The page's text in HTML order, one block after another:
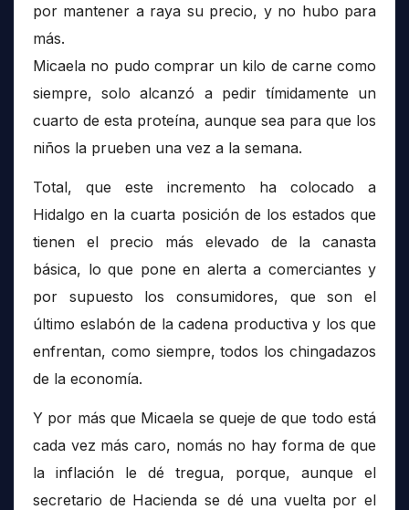
por mantener a raya su precio, y no hubo para
más.
Micaela no pudo comprar un kilo de carne como
siempre, solo alcanzó a pedir tímidamente un
cuarto de esta proteína, aunque sea para que los
niños la prueben una vez a la semana.
Total, que este incremento ha colocado a
Hidalgo en la cuarta posición de los estados que
tienen el precio más elevado de la canasta
básica, lo que pone en alerta a comerciantes y
por supuesto los consumidores, que son el
último eslabón de la cadena productiva y los que
enfrentan, como siempre, todos los chingadazos
de la economía.
Y por más que Micaela se queje de que todo está
cada vez más caro, nomás no hay forma de que
la inflación le dé tregua, porque, aunque el
secretario de Hacienda se dé una vuelta por el